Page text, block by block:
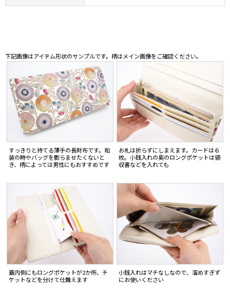
下記画像はアイテム形状のサンプルです。柄はメイン画像をご確認ください。
すっきりと持てる薄手の長財布です。和
装の時やバッグを膨らませたくないと
き、柄によっては男性にもおすすめです
お札は折らずにしまえます。カードは６
枚。小銭入れの奥のロングポケットは領
収書などを入れても
蓋内側にもロングポケットが2か所、チ
ケットなどを分けて仕舞えます
小銭入れはマチなしなので、溜めすぎず
にお使いください